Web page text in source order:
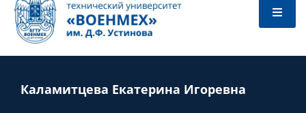
Абитуриентам
Каламитцева Екатерина Игоревна